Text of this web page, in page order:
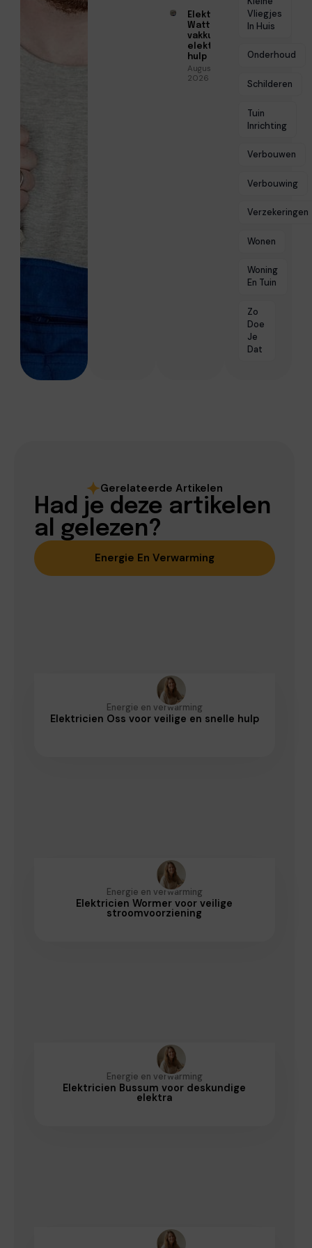
Elektricien
Watt voor
vakkundige
elektrische
hulp
Augustus 5,
2026
Vliegjes
In Huis
Onderhoud
Schilderen
Tuin
Inrichting
Verbouwen
Verbouwing
Verzekeringen
Wonen
Woning
En Tuin
Zo
Doe
Je
Dat
Gerelateerde Artikelen
Had je deze artikelen
al gelezen?
Energie En Verwarming
Energie en verwarming
Elektricien Oss voor veilige en snelle hulp
Energie en verwarming
Elektricien Wormer voor veilige
stroomvoorziening
Energie en verwarming
Elektricien Bussum voor deskundige
elektra